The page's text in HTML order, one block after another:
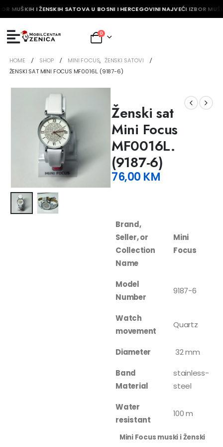
MUŠKIH I ŽENSKIH SATOVA U BOSNI I HERCEGOVINI NAJVEĆI IZBOR
0
HOME SHOP MINI FOCUS, ŽENSKI SATOVI
ŽENSKI SAT MINI FOCUS MF0016L. (9187-6)
Ženski sat
Mini Focus
MF0016L.
(9187-6)
76,00 KM
Brand,
Seller, or
Collection
Name
Mini
Focus
Model
Number
9187-6
Watch
movement
Quartz
Diameter
32 mm
Band
Material
stainless-
steel
Water
resistant
100 m
Mini Focus muski i Ženski